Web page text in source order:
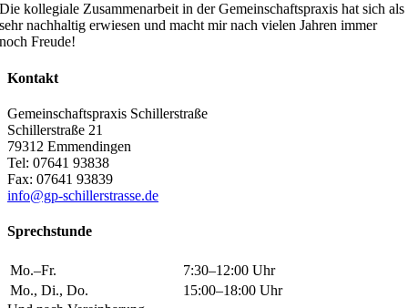
Die kollegiale Zusammenarbeit in der Gemeinschaftspraxis hat sich als
sehr nachhaltig erwiesen und macht mir nach vielen Jahren immer
noch Freude!
Kontakt
Gemeinschaftspraxis Schillerstraße
Schillerstraße 21
79312 Emmendingen
Tel: 07641 93838
Fax: 07641 93839
info@gp-schillerstrasse.de
Sprechstunde
Mo.–Fr.
7:30–12:00 Uhr
Mo., Di., Do.
15:00–18:00 Uhr